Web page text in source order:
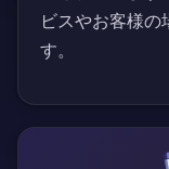
ビスやお客様の
す。